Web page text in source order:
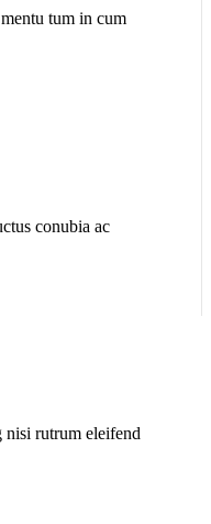
tum in cum
conubia ac
nisi rutrum eleifend